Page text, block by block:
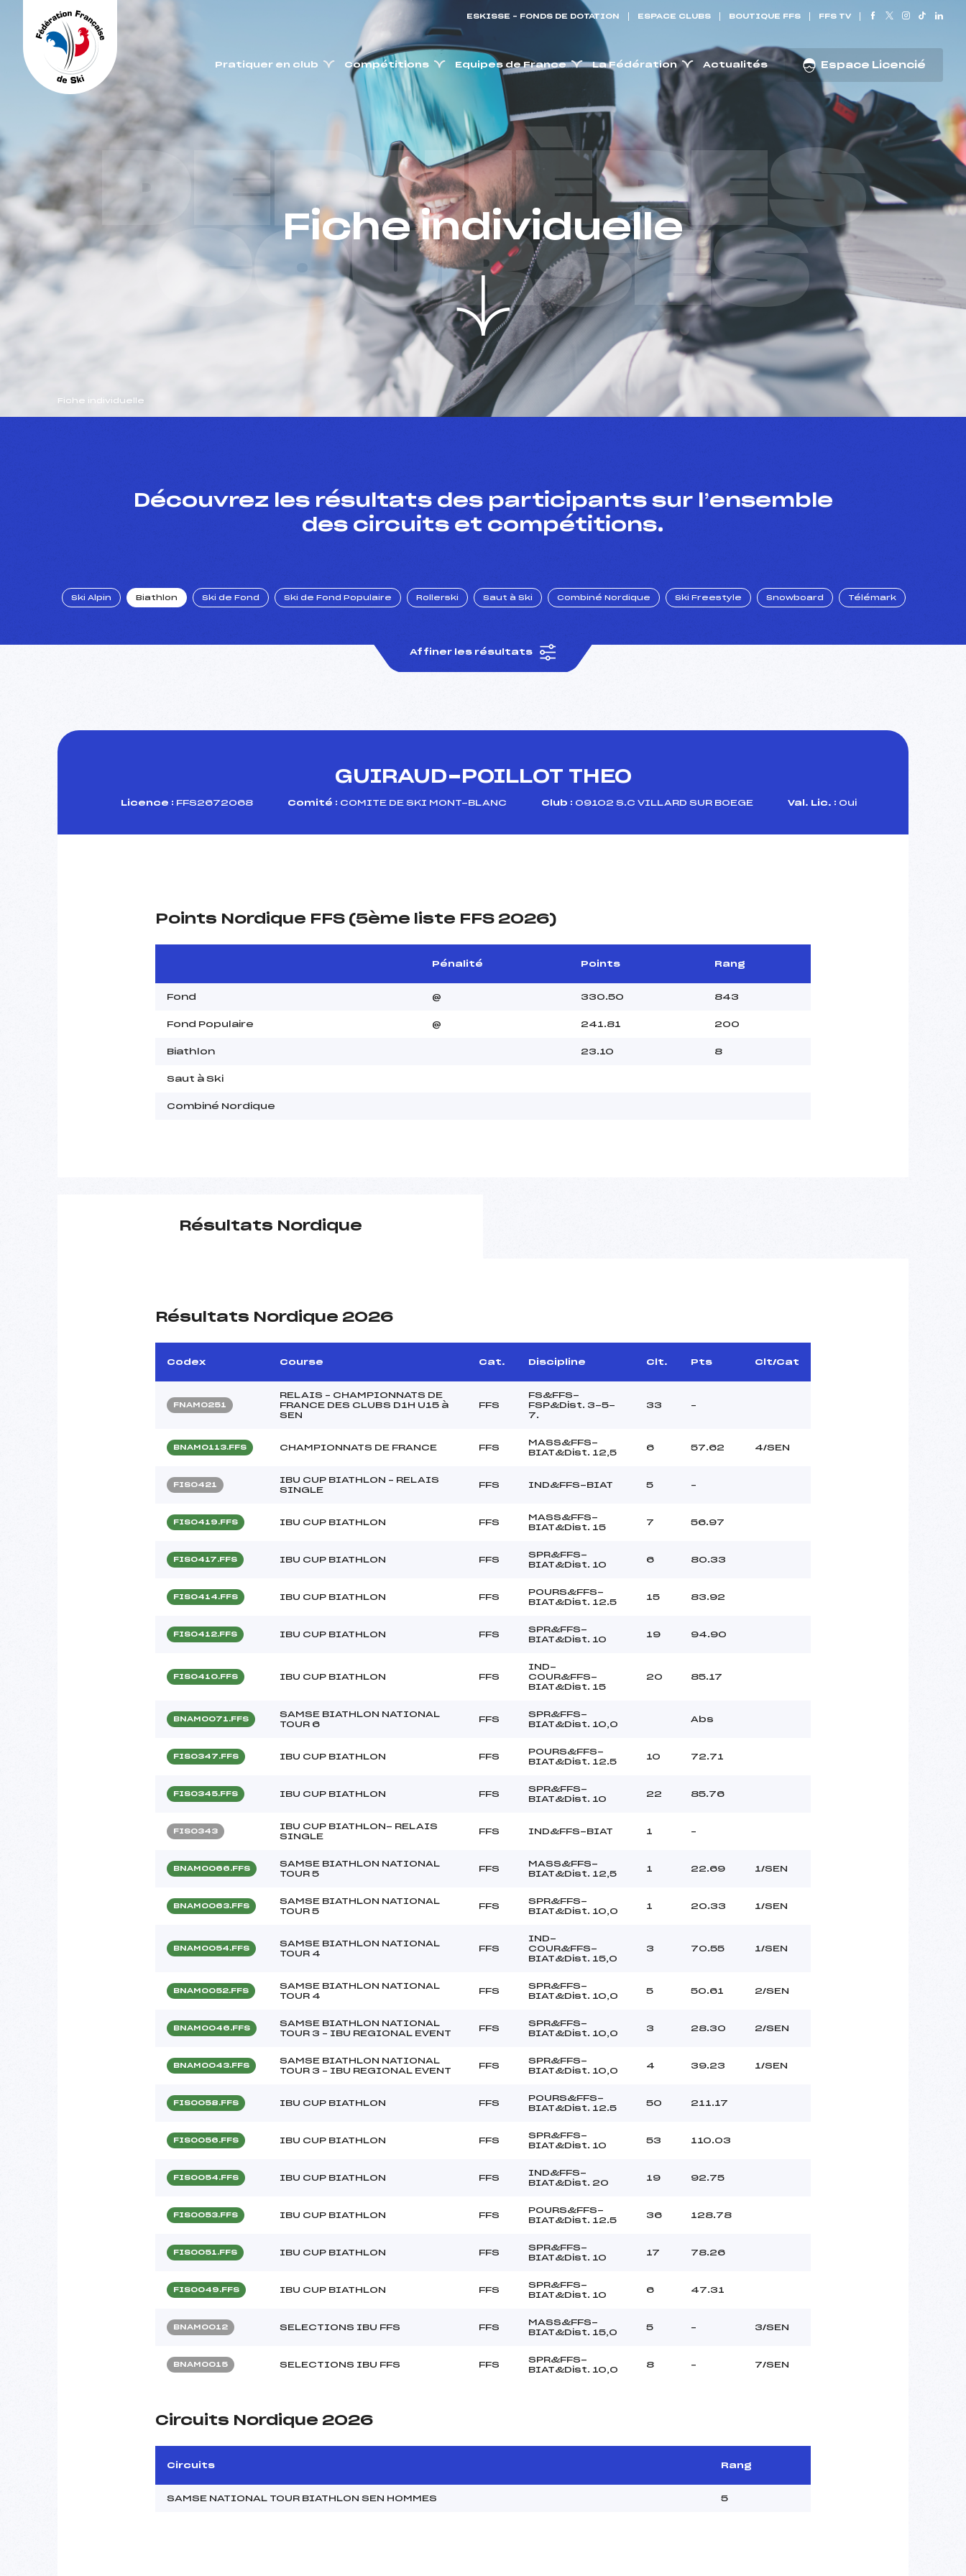
ESKISSE – FONDS DE DOTATION ESPACE CLUBS BOUTIQUE FFS FFS TV
Pratiquer en club Compétitions Equipes de France La Fédération Actualités Espace Licencié
DERNIÈRES
COURSES
Fiche individuelle
Fiche individuelle
Découvrez les résultats des participants sur l’ensemble
des circuits et compétitions.
Ski Alpin Biathlon Ski de Fond Ski de Fond Populaire Rollerski Saut à Ski Combiné Nordique Ski Freestyle Snowboard Télémark
Affiner les résultats
GUIRAUD-POILLOT THEO
Licence : FFS2672068 Comité : COMITE DE SKI MONT-BLANC Club : 09102 S.C VILLARD SUR BOEGE Val. Lic. : Oui
Points Nordique FFS (5ème liste FFS 2026)
Pénalité Points Rang
Fond @ 330.50 843
Fond Populaire @ 241.81 200
Biathlon 23.10 8
Saut à Ski
Combiné Nordique
Résultats Nordique
Résultats Nordique 2026
Codex Course Cat. Discipline Clt. Pts Clt/Cat
FNAM0251
RELAIS – CHAMPIONNATS DE
FRANCE DES CLUBS D1H U15 à
SEN
FFS
FS&FFS-
FSP&Dist. 3-5-
7.
33 –
BNAM0113.FFS CHAMPIONNATS DE FRANCE FFS
MASS&FFS-
BIAT&Dist. 12,5
6 57.62 4/SEN
FIS0421
IBU CUP BIATHLON – RELAIS
SINGLE
FFS IND&FFS-BIAT 5 –
FIS0419.FFS IBU CUP BIATHLON FFS
MASS&FFS-
BIAT&Dist. 15
7 56.97
FIS0417.FFS IBU CUP BIATHLON FFS
SPR&FFS-
BIAT&Dist. 10
6 80.33
FIS0414.FFS IBU CUP BIATHLON FFS
POURS&FFS-
BIAT&Dist. 12.5
15 83.92
FIS0412.FFS IBU CUP BIATHLON FFS
SPR&FFS-
BIAT&Dist. 10
19 94.90
FIS0410.FFS IBU CUP BIATHLON FFS
IND-
COUR&FFS-
BIAT&Dist. 15
20 85.17
BNAM0071.FFS
SAMSE BIATHLON NATIONAL
TOUR 6
FFS
SPR&FFS-
BIAT&Dist. 10,0
Abs
FIS0347.FFS IBU CUP BIATHLON FFS
POURS&FFS-
BIAT&Dist. 12.5
10 72.71
FIS0345.FFS IBU CUP BIATHLON FFS
SPR&FFS-
BIAT&Dist. 10
22 85.76
FIS0343
IBU CUP BIATHLON- RELAIS
SINGLE
FFS IND&FFS-BIAT 1 –
BNAM0066.FFS
SAMSE BIATHLON NATIONAL
TOUR 5
FFS
MASS&FFS-
BIAT&Dist. 12,5
1 22.69 1/SEN
BNAM0063.FFS
SAMSE BIATHLON NATIONAL
TOUR 5
FFS
SPR&FFS-
BIAT&Dist. 10,0
1 20.33 1/SEN
BNAM0054.FFS
SAMSE BIATHLON NATIONAL
TOUR 4
FFS
IND-
COUR&FFS-
BIAT&Dist. 15,0
3 70.55 1/SEN
BNAM0052.FFS
SAMSE BIATHLON NATIONAL
TOUR 4
FFS
SPR&FFS-
BIAT&Dist. 10,0
5 50.61 2/SEN
BNAM0046.FFS
SAMSE BIATHLON NATIONAL
TOUR 3 – IBU REGIONAL EVENT
FFS
SPR&FFS-
BIAT&Dist. 10,0
3 28.30 2/SEN
BNAM0043.FFS
SAMSE BIATHLON NATIONAL
TOUR 3 – IBU REGIONAL EVENT
FFS
SPR&FFS-
BIAT&Dist. 10,0
4 39.23 1/SEN
FIS0058.FFS IBU CUP BIATHLON FFS
POURS&FFS-
BIAT&Dist. 12.5
50 211.17
FIS0056.FFS IBU CUP BIATHLON FFS
SPR&FFS-
BIAT&Dist. 10
53 110.03
FIS0054.FFS IBU CUP BIATHLON FFS
IND&FFS-
BIAT&Dist. 20
19 92.75
FIS0053.FFS IBU CUP BIATHLON FFS
POURS&FFS-
BIAT&Dist. 12.5
36 128.78
FIS0051.FFS IBU CUP BIATHLON FFS
SPR&FFS-
BIAT&Dist. 10
17 78.26
FIS0049.FFS IBU CUP BIATHLON FFS
SPR&FFS-
BIAT&Dist. 10
6 47.31
BNAM0012 SELECTIONS IBU FFS FFS
MASS&FFS-
BIAT&Dist. 15,0
5 – 3/SEN
BNAM0015 SELECTIONS IBU FFS FFS
SPR&FFS-
BIAT&Dist. 10,0
8 – 7/SEN
Circuits Nordique 2026
Circuits Rang
SAMSE NATIONAL TOUR BIATHLON SEN HOMMES 5